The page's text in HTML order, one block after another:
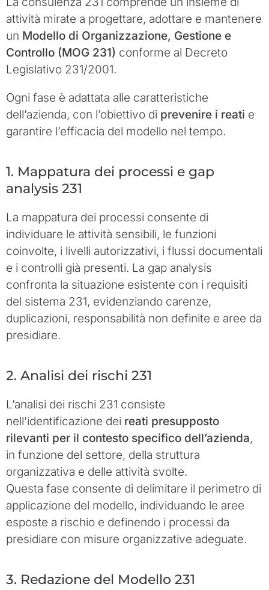
attività mirate a progettare, adottare e mantenere
un Modello di Organizzazione, Gestione e
Controllo (MOG 231) conforme al Decreto
Legislativo 231/2001.
Ogni fase è adattata alle caratteristiche
dell’azienda, con l’obiettivo di prevenire i reati e
garantire l’efficacia del modello nel tempo.
1. Mappatura dei processi e gap
analysis 231
La mappatura dei processi consente di
individuare le attività sensibili, le funzioni
coinvolte, i livelli autorizzativi, i flussi documentali
e i controlli già presenti. La gap analysis
confronta la situazione esistente con i requisiti
del sistema 231, evidenziando carenze,
duplicazioni, responsabilità non definite e aree da
presidiare.
2. Analisi dei rischi 231
L’analisi dei rischi 231 consiste
nell’identificazione dei reati presupposto
rilevanti per il contesto specifico dell’azienda,
in funzione del settore, della struttura
organizzativa e delle attività svolte.
Questa fase consente di delimitare il perimetro di
applicazione del modello, individuando le aree
esposte a rischio e definendo i processi da
presidiare con misure organizzative adeguate.
3. Redazione del Modello 231